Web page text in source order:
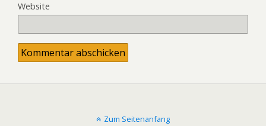
Website
Zum Seitenanfang